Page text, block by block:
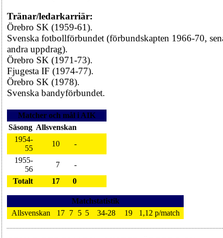
Tränar/ledarkarriär:
Örebro SK (1959-61).
Svenska fotbollförbundet (förbundskapten 1966-70,
andra uppdrag).
Örebro SK (1971-73).
Fjugesta IF (1974-77).
Örebro SK (1978).
Svenska bandyförbundet.
Matcher och mål i AIK
Säsong Allsvenskan
1954-
55
10
-
1955-
56
7
-
Totalt
17 0
Matchstatistik
Allsvenskan
17 7 5 5 34-28 19 1,12 p/match